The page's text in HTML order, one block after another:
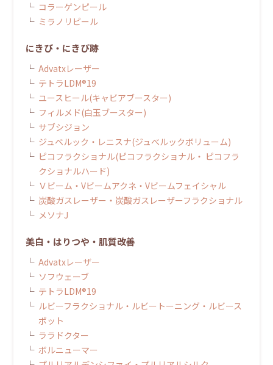
コラーゲンピール
ミラノリピール
にきび・にきび跡
Advatxレーザー
テトラLDM®19
ユースヒール(キャビアブースター)
フィルメド(白玉ブースター)
サブシジョン
ジュベルック・レニスナ(ジュべルックボリューム)
ピコフラクショナル(ピコフラクショナル・ ピコフラ
クショナルハード)
Ｖビーム・Vビームアクネ・Vビームフェイシャル
炭酸ガスレーザー・炭酸ガスレーザーフラクショナル
メソナJ
美白・はりつや・肌質改善
Advatxレーザー
ソフウェーブ
テトラLDM®19
ルビーフラクショナル・ルビートーニング・ルビース
ポット
ララドクター
ボルニューマー